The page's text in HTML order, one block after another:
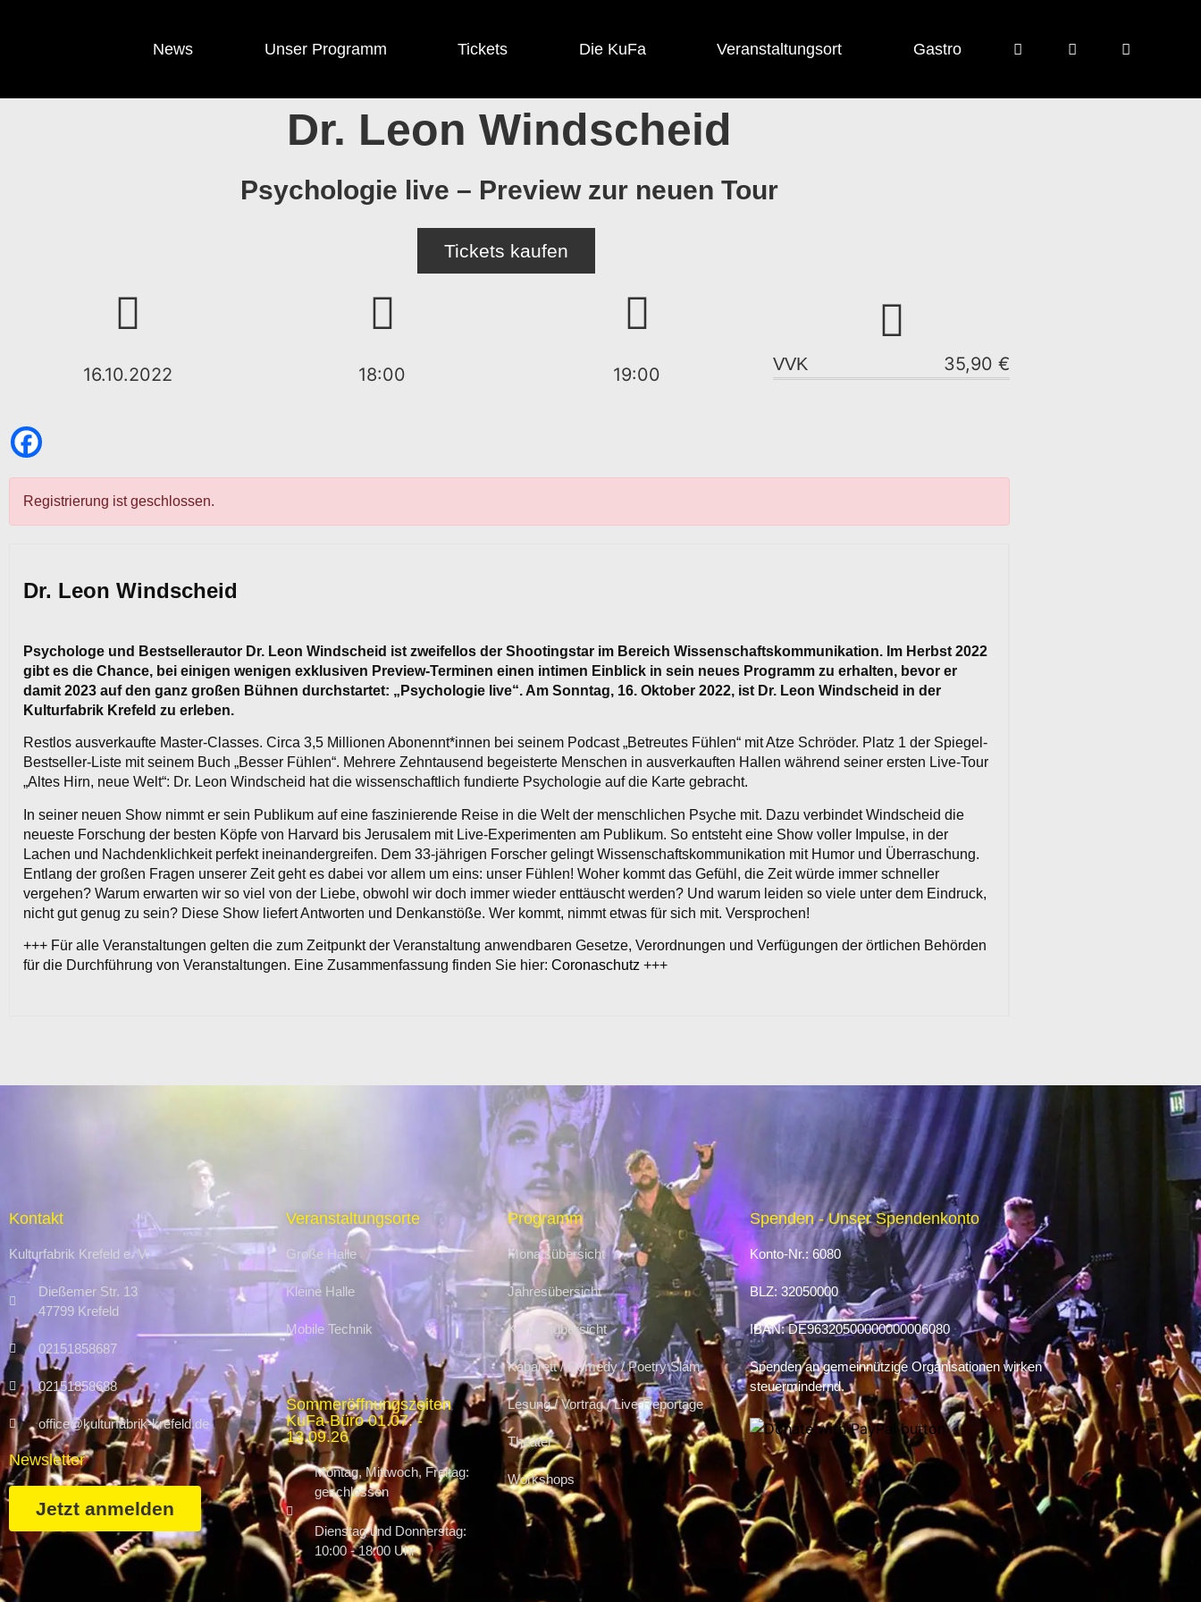
News Unser Programm Tickets Die KuFa Veranstaltungsort Gastro
Dr. Leon Windscheid
Psychologie live – Preview zur neuen Tour
Tickets kaufen
16.10.2022 18:00 19:00 VVK 35,90 €
Registrierung ist geschlossen.
Dr. Leon Windscheid
Psychologe und Bestsellerautor Dr. Leon Windscheid ist zweifellos der Shootingstar im Bereich Wissenschaftskommunikation. Im Herbst 2022
gibt es die Chance, bei einigen wenigen exklusiven Preview-Terminen einen intimen Einblick in sein neues Programm zu erhalten, bevor er
damit 2023 auf den ganz großen Bühnen durchstartet: „Psychologie live“. Am Sonntag, 16. Oktober 2022, ist Dr. Leon Windscheid in der
Kulturfabrik Krefeld zu erleben.
Restlos ausverkaufte Master-Classes. Circa 3,5 Millionen Abonennt*innen bei seinem Podcast „Betreutes Fühlen“ mit Atze Schröder. Platz 1 der Spiegel-
Bestseller-Liste mit seinem Buch „Besser Fühlen“. Mehrere Zehntausend begeisterte Menschen in ausverkauften Hallen während seiner ersten Live-Tour
„Altes Hirn, neue Welt“: Dr. Leon Windscheid hat die wissenschaftlich fundierte Psychologie auf die Karte gebracht.
In seiner neuen Show nimmt er sein Publikum auf eine faszinierende Reise in die Welt der menschlichen Psyche mit. Dazu verbindet Windscheid die
neueste Forschung der besten Köpfe von Harvard bis Jerusalem mit Live-Experimenten am Publikum. So entsteht eine Show voller Impulse, in der
Lachen und Nachdenklichkeit perfekt ineinandergreifen. Dem 33-jährigen Forscher gelingt Wissenschaftskommunikation mit Humor und Überraschung.
Entlang der großen Fragen unserer Zeit geht es dabei vor allem um eins: unser Fühlen! Woher kommt das Gefühl, die Zeit würde immer schneller
vergehen? Warum erwarten wir so viel von der Liebe, obwohl wir doch immer wieder enttäuscht werden? Und warum leiden so viele unter dem Eindruck,
nicht gut genug zu sein? Diese Show liefert Antworten und Denkanstöße. Wer kommt, nimmt etwas für sich mit. Versprochen!
+++ Für alle Veranstaltungen gelten die zum Zeitpunkt der Veranstaltung anwendbaren Gesetze, Verordnungen und Verfügungen der örtlichen Behörden
für die Durchführung von Veranstaltungen. Eine Zusammenfassung finden Sie hier: Coronaschutz +++
Kontakt
Kulturfabrik Krefeld e. V.
Dießemer Str. 13
47799 Krefeld
02151858687
02151858688
office@kulturfabrik-krefeld.de
Newsletter
Jetzt anmelden
Veranstaltungsorte
Große Halle
Kleine Halle
Mobile Technik
Sommeröffnungszeiten
KuFa-Büro 01.07. -
13.09.26
Montag, Mittwoch, Freitag:
geschlossen
Dienstag und Donnerstag:
10:00 - 18:00 Uhr
Programm
Monatsübersicht
Jahresübersicht
Konzertübersicht
Kabarett / Comedy / Poetry Slam
Lesung / Vortrag / Live-Reportage
Theater
Workshops
Spenden - Unser Spendenkonto
Konto-Nr.: 6080
BLZ: 32050000
IBAN: DE96320500000000006080
Spenden an gemeinnützige Organisationen wirken
steuermindernd.